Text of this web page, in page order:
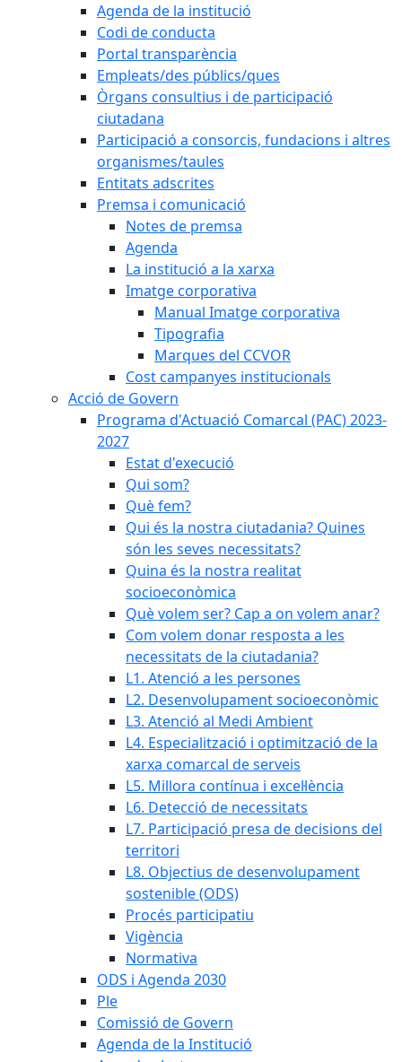
Agenda de la institució
Codi de conducta
Portal transparència
Empleats/des públics/ques
Òrgans consultius i de participació
ciutadana
Participació a consorcis, fundacions i altres
organismes/taules
Entitats adscrites
Premsa i comunicació
Notes de premsa
Agenda
La institució a la xarxa
Imatge corporativa
Manual Imatge corporativa
Tipografia
Marques del CCVOR
Cost campanyes institucionals
Acció de Govern
Programa d'Actuació Comarcal (PAC) 2023-
2027
Estat d'execució
Qui som?
Què fem?
Qui és la nostra ciutadania? Quines
són les seves necessitats?
Quina és la nostra realitat
socioeconòmica
Què volem ser? Cap a on volem anar?
Com volem donar resposta a les
necessitats de la ciutadania?
L1. Atenció a les persones
L2. Desenvolupament socioeconòmic
L3. Atenció al Medi Ambient
L4. Especialització i optimització de la
xarxa comarcal de serveis
L5. Millora contínua i excel·lència
L6. Detecció de necessitats
L7. Participació presa de decisions del
territori
L8. Objectius de desenvolupament
sostenible (ODS)
Procés participatiu
Vigència
Normativa
ODS i Agenda 2030
Ple
Comissió de Govern
Agenda de la Institució